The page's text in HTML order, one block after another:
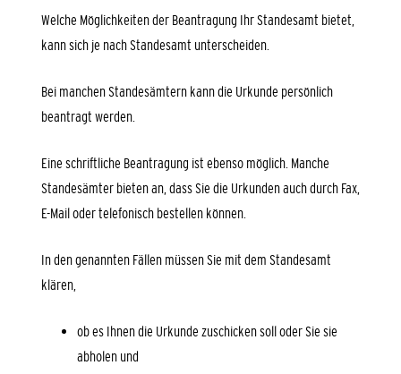
Welche Möglichkeiten der Beantragung Ihr Standesamt bietet,
kann sich je nach Standesamt unterscheiden.
Bei manchen Standesämtern kann die Urkunde persönlich
beantragt werden.
Eine schriftliche Beantragung ist ebenso möglich. Manche
Standesämter bieten an, dass Sie die Urkunden auch durch Fax,
E-Mail oder telefonisch bestellen können.
In den genannten Fällen müssen Sie mit dem Standesamt
klären,
ob es Ihnen die Urkunde zuschicken soll oder Sie sie
abholen und